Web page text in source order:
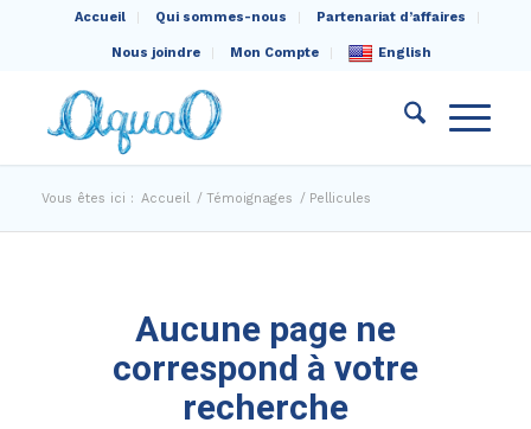
Accueil Qui sommes-nous Partenariat d’affaires
Nous joindre Mon Compte English
Vous êtes ici : Accueil / Témoignages / Pellicules
Aucune page ne
correspond à votre
recherche